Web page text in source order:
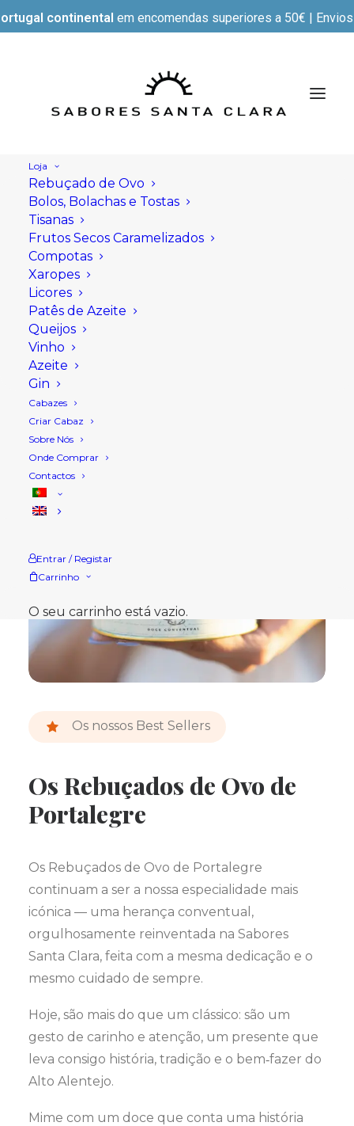
continental em encomendas superiores a 50€ |
Loja
Rebuçado de Ovo
Bolos, Bolachas e Tostas
Tisanas
Frutos Secos Caramelizados
Compotas
Xaropes
Licores
Patês de Azeite
Queijos
Vinho
Azeite
Gin
Cabazes
Criar Cabaz
Sobre Nós
Onde Comprar
Contactos
Entrar / Registar
Carrinho
O seu carrinho está vazio.
Os nossos Best Sellers
Os Rebuçados de Ovo de
Portalegre
Os Rebuçados de Ovo de Portalegre
continuam a ser a nossa especialidade mais
icónica — uma herança conventual,
orgulhosamente reinventada na Sabores
Santa Clara, feita com a mesma dedicação e o
mesmo cuidado de sempre.
Hoje, são mais do que um clássico: são um
gesto de carinho e atenção, um presente que
leva consigo história, tradição e o bem‑fazer do
Alto Alentejo.
Mime com um doce que conta uma história